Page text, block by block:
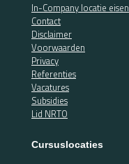
In-Company locatie eisen
Contact
Disclaimer
Voorwaarden
Privacy
Referenties
Vacatures
Subsidies
Lid NRTO
Cursuslocaties